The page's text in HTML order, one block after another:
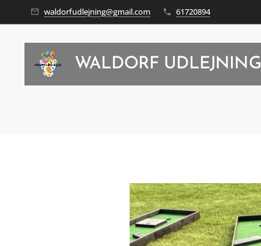
waldorfudlejning@gmail.com 61720894
WALDORF UDLEJNING